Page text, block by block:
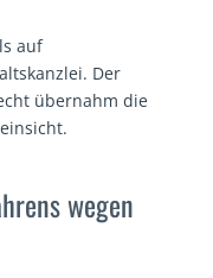
auf
Der
übernahm die
wegen